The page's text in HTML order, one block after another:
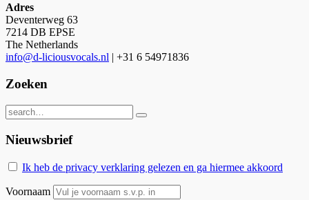
Adres
Deventerweg 63
7214 DB EPSE
The Netherlands
info@d-liciousvocals.nl | +31 6 54971836
Zoeken
Nieuwsbrief
Ik heb de privacy verklaring gelezen en ga hiermee akkoord
Voornaam